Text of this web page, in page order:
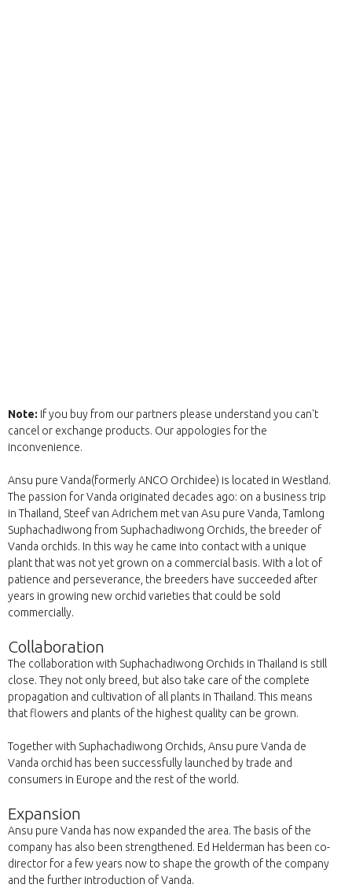
Note: If you buy from our partners please understand you can't
cancel or exchange products. Our appologies for the
inconvenience.
Ansu pure Vanda(formerly ANCO Orchidee) is located in Westland.
The passion for Vanda originated decades ago: on a business trip
in Thailand, Steef van Adrichem met van Asu pure Vanda, Tamlong
Suphachadiwong from Suphachadiwong Orchids, the breeder of
Vanda orchids. In this way he came into contact with a unique
plant that was not yet grown on a commercial basis. With a lot of
patience and perseverance, the breeders have succeeded after
years in growing new orchid varieties that could be sold
commercially.
Collaboration
The collaboration with Suphachadiwong Orchids in Thailand is still
close. They not only breed, but also take care of the complete
propagation and cultivation of all plants in Thailand. This means
that flowers and plants of the highest quality can be grown.
Together with Suphachadiwong Orchids, Ansu pure Vanda de
Vanda orchid has been successfully launched by trade and
consumers in Europe and the rest of the world.
Expansion
Ansu pure Vanda has now expanded the area. The basis of the
company has also been strengthened. Ed Helderman has been co-
director for a few years now to shape the growth of the company
and the further introduction of Vanda.